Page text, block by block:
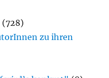
(728)
zu ihren